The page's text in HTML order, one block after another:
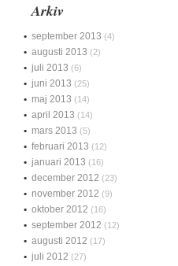
Arkiv
september 2013 (4)
augusti 2013 (2)
juli 2013 (6)
juni 2013 (25)
maj 2013 (14)
april 2013 (14)
mars 2013 (5)
februari 2013 (12)
januari 2013 (16)
december 2012 (23)
november 2012 (9)
oktober 2012 (16)
september 2012 (12)
augusti 2012 (17)
juli 2012 (27)